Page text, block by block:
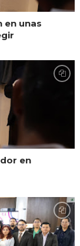
en unas
en